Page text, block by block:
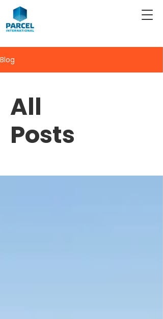
Blog
All
Posts